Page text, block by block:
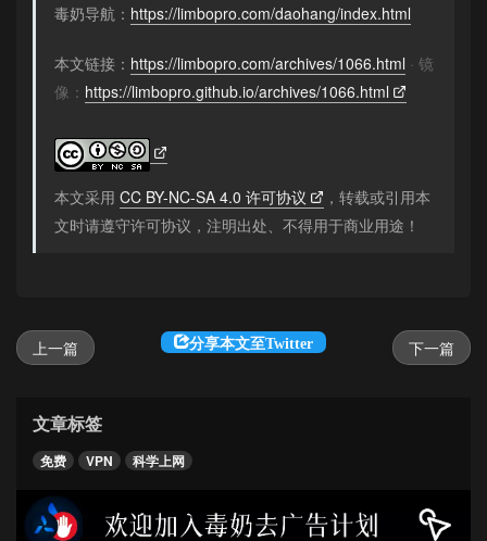
毒奶导航： https://limbopro.com/daohang/index.html
本文链接： https://limbopro.com/archives/1066.html · 镜
像： https://limbopro.github.io/archives/1066.html
本文采用 CC BY-NC-SA 4.0 许可协议
，转载或引用本
文时请遵守许可协议，注明出处、不得用于商业用途！
下一篇
分享本文至Twitter
上一篇
文章标签
免费 VPN 科学上网